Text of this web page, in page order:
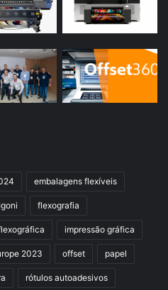
embalagens flexíveis
flexografia
impressão gráfica
2023 offset papel
rótulos autoadesivos